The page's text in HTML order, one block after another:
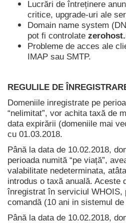
Lucrări de întreținere
critice, upgrade-uri ale
Domain name system
pot fi controlate
Probleme de acces ale
IMAP sau SMTP.
REGULILE DE
Domeniile inregistrate pe
“nelimitat”, vor achita taxă de
data expirării (domeniile mai
cu 01.03.2018.
Până la data de 10.02.2018,
perioada numită “pe viață”,
valabilitate nedeterminata,
introdus o taxă anuală. Aceste
înregistrat în serviciul WHOIS,
comandă (10 ani in sistemul de
Până la data de 10.02.2018,